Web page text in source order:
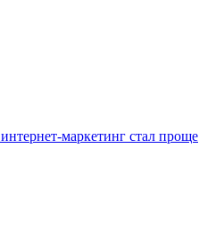
интернет-маркетинг стал проще